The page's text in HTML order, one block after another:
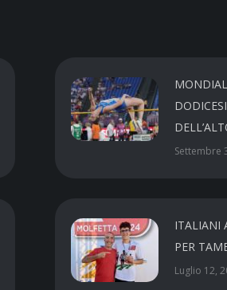
Settembre
ITALIANI
PER
Luglio 12,